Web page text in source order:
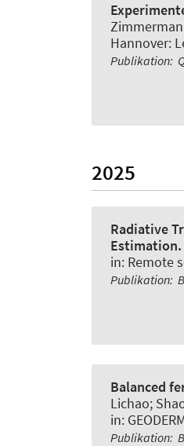
Hannover:
Publikation:
2025
Radiative
Estimation.
in: Remote
Publikation:
Balanced
Lichao;
in:
Publikation: